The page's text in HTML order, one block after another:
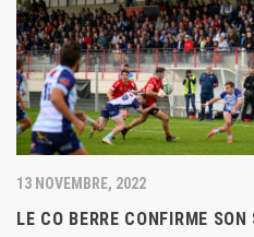
13 NOVEMBRE, 2022
LE CO BERRE CONFIRME